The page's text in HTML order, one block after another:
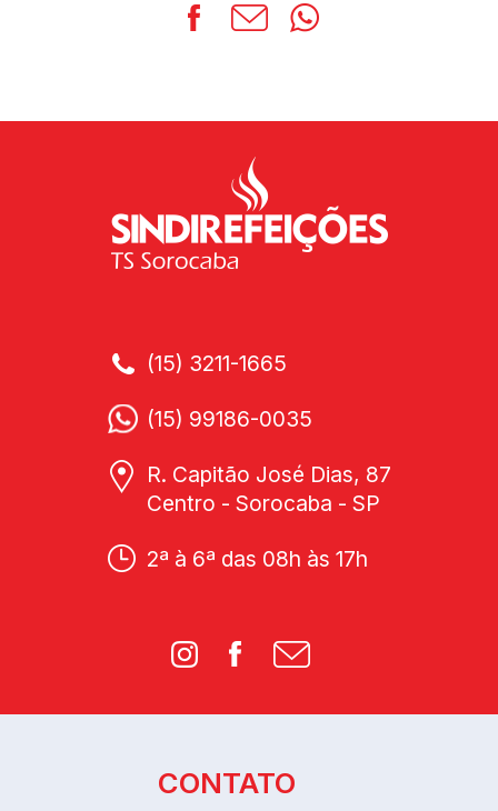
FacebookLinkedInWhatsApp
(15) 3211-1665
(15) 99186-0035
R. Capitão José Dias, 87
Centro - Sorocaba - SP
2ª à 6ª das 08h às 17h
InstagramFacebook
CONTATO